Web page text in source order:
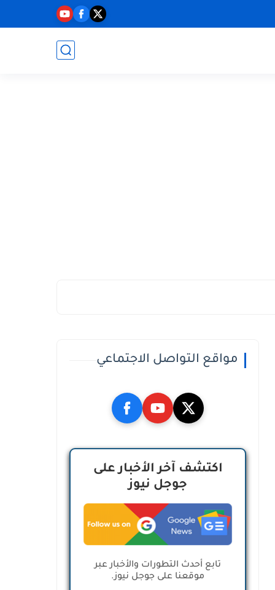
مواقع التواصل الاجتماعي
اكتشف آخر الأخبار على
جوجل نيوز
تابع أحدث التطورات والأخبار عبر
موقعنا على جوجل نيوز.